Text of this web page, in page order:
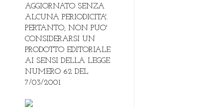
AGGIORNATO SENZA
ALCUNA PERIODICITA'.
PERTANTO, NON PUO'
CONSIDERARSI UN
PRODOTTO EDITORIALE
AI SENSI DELLA LEGGE
NUMERO 62 DEL
7/03/2001